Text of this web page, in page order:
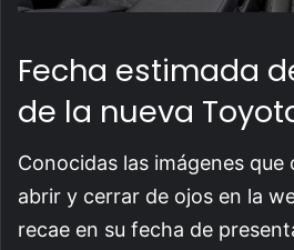
Fecha estimada
de la nueva
Conocidas las imágenes que
abrir y cerrar de ojos en la
recae en su fecha de